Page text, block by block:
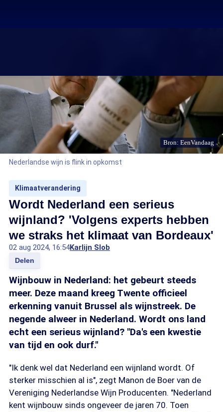
Bron: EenVandaag
Nederlandse wijn is flink in opkomst
Klimaatverandering
Wordt Nederland een serieus
wijnland? 'Volgens experts hebben
we straks het klimaat van Bordeaux'
02 aug 2024, 16:54Karlijn Slob
Delen
Wijnbouw in Nederland: het gebeurt steeds
meer. Deze maand kreeg Twente officieel
erkenning vanuit Brussel als wijnstreek. De
negende alweer in Nederland. Wordt ons land
echt een serieus wijnland? "Da's een kwestie
van tijd en ook durf."
"Ik denk wel dat Nederland een wijnland wordt. Of
sterker misschien al is", zegt Manon de Boer van de
Vereniging Nederlandse Wijn Producenten. "Nederland
kent wijnbouw sinds ongeveer de jaren 70. Toen